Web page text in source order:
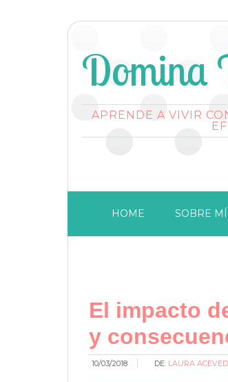
Domina
APRENDE A VIVIR
HOME SOBRE MÍ
El impacto
y
10/03/2018 DE: LAURA